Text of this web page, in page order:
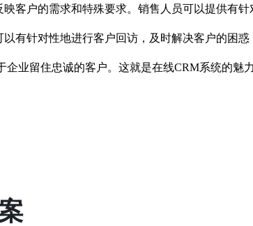
户的需求和特殊要求。销售人员可以提供有针
针对性地进行客户回访，及时解决客户的困惑
业留住忠诚的客户。这就是在线CRM系统的魅力